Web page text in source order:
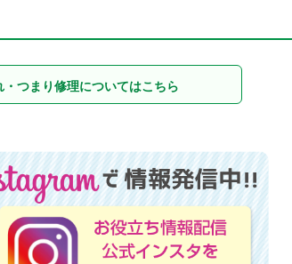
つまり修理についてはこちら